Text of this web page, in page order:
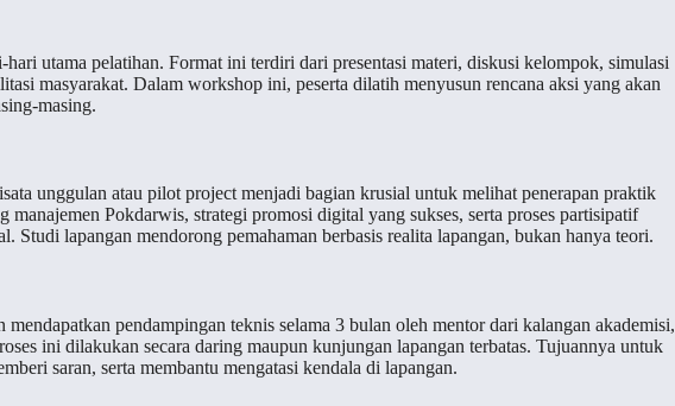
utama pelatihan. Format ini terdiri dari presentasi materi, diskusi kelompok, simulasi
masyarakat. Dalam workshop ini, peserta dilatih menyusun rencana aksi yang akan
masing.
unggulan atau pilot project menjadi bagian krusial untuk melihat penerapan praktik
manajemen Pokdarwis, strategi promosi digital yang sukses, serta proses partisipatif
Studi lapangan mendorong pemahaman berbasis realita lapangan, bukan hanya teori.
mendapatkan pendampingan teknis selama 3 bulan oleh mentor dari kalangan akademisi,
ini dilakukan secara daring maupun kunjungan lapangan terbatas. Tujuannya untuk
saran, serta membantu mengatasi kendala di lapangan.